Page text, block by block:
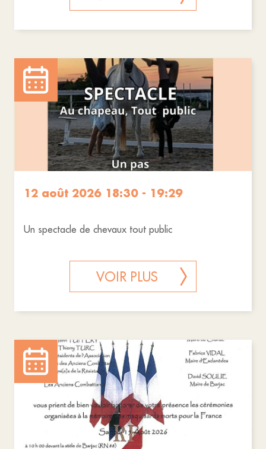
12 août 2026 18:30 - 19:29
Un spectacle de chevaux tout public
VOIR PLUS